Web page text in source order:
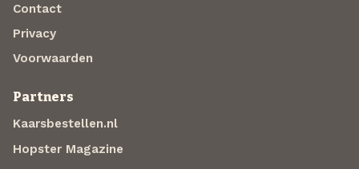
Contact
Privacy
Voorwaarden
Partners
Kaarsbestellen.nl
Hopster Magazine